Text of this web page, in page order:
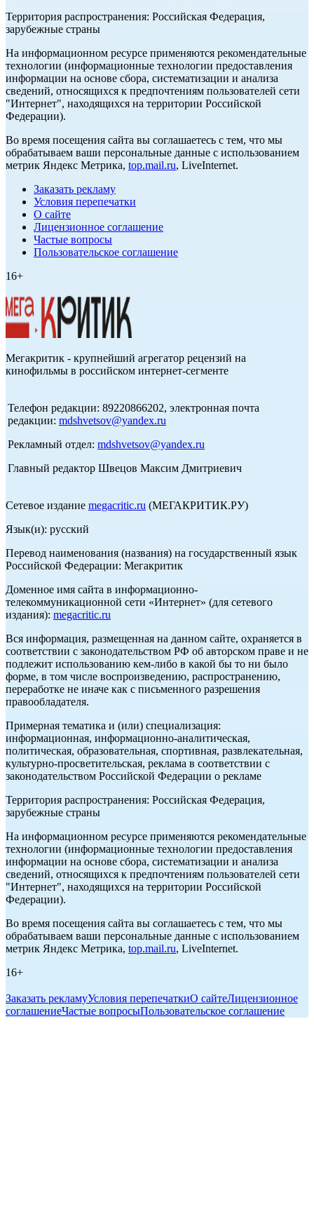
Территория распространения: Российская Федерация,
зарубежные страны
На информационном ресурсе применяются рекомендательные
технологии (информационные технологии предоставления
информации на основе сбора, систематизации и анализа
сведений, относящихся к предпочтениям пользователей сети
"Интернет", находящихся на территории Российской
Федерации).
Во время посещения сайта вы соглашаетесь с тем, что мы
обрабатываем ваши персональные данные с использованием
метрик Яндекс Метрика, top.mail.ru, LiveInternet.
Заказать рекламу
Условия перепечатки
О сайте
Лицензионное соглашение
Частые вопросы
Пользовательское соглашение
16+
Мегакритик - крупнейший агрегатор рецензий на
кинофильмы в российском интернет-сегменте
Телефон редакции: 89220866202, электронная почта
редакции: mdshvetsov@yandex.ru
Рекламный отдел: mdshvetsov@yandex.ru
Главный редактор Швецов Максим Дмитриевич
Сетевое издание megacritic.ru (МЕГАКРИТИК.РУ)
Язык(и): русский
Перевод наименования (названия) на государственный язык
Российской Федерации: Мегакритик
Доменное имя сайта в информационно-
телекоммуникационной сети «Интернет» (для сетевого
издания): megacritic.ru
Вся информация, размещенная на данном сайте, охраняется в
соответствии с законодательством РФ об авторском праве и не
подлежит использованию кем-либо в какой бы то ни было
форме, в том числе воспроизведению, распространению,
переработке не иначе как с письменного разрешения
правообладателя.
Примерная тематика и (или) специализация:
информационная, информационно-аналитическая,
политическая, образовательная, спортивная, развлекательная,
культурно-просветительская, реклама в соответствии с
законодательством Российской Федерации о рекламе
Территория распространения: Российская Федерация,
зарубежные страны
На информационном ресурсе применяются рекомендательные
технологии (информационные технологии предоставления
информации на основе сбора, систематизации и анализа
сведений, относящихся к предпочтениям пользователей сети
"Интернет", находящихся на территории Российской
Федерации).
Во время посещения сайта вы соглашаетесь с тем, что мы
обрабатываем ваши персональные данные с использованием
метрик Яндекс Метрика, top.mail.ru, LiveInternet.
16+
Заказать рекламуУсловия перепечаткиО сайтеЛицензионное
соглашениеЧастые вопросыПользовательское соглашение